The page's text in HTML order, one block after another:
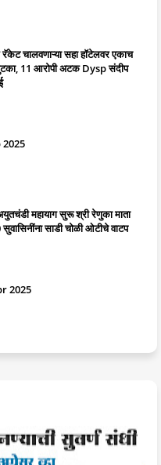
रॅकेट चालवणाऱ्या सहा हॉटेलवर एकाच
11 आरोपी अटक Dysp संदीप
महायाग सुरू श्री रेणुका माता
साडी चोळी ओटीचे वाटप
2025